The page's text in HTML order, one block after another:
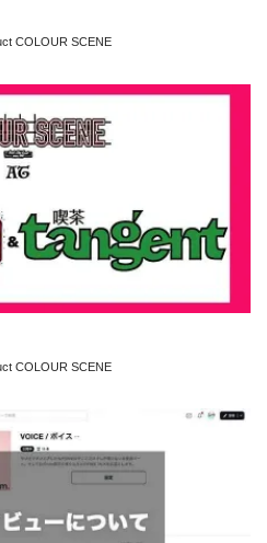
COLOUR SCENE
COLOUR SCENE